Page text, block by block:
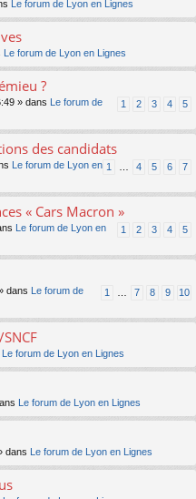
Le forum de Lyon en Lignes
Le forum de Lyon en Lignes
?
1 2 3 4 5
» dans
Le forum de
des candidats
1 4 5 6 7
Le forum de Lyon en
« Cars Macron »
1 2 3 4 5
Le forum de Lyon en
1 7 8 9 10
dans
Le forum de
Le forum de Lyon en Lignes
Le forum de Lyon en Lignes
dans Le forum de Lyon en Lignes